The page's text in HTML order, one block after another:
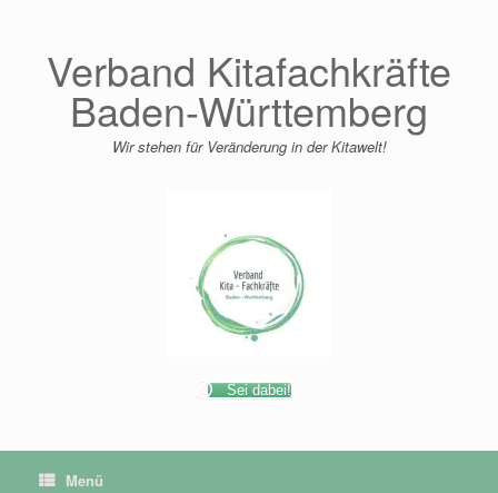
Verband Kitafachkräfte
Baden-Württemberg
Wir stehen für Veränderung in der Kitawelt!
Sei dabei!
Menü